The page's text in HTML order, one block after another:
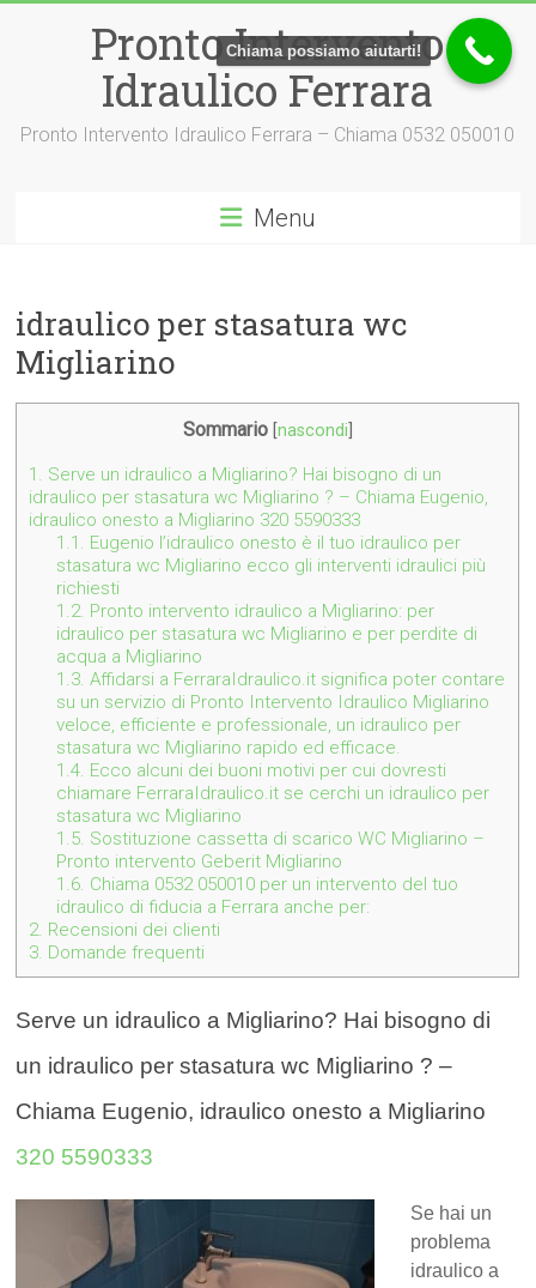
Pronto Intervento
Idraulico Ferrara
Pronto Intervento Idraulico Ferrara – Chiama 0532 050010
Menu
idraulico per stasatura wc
Migliarino
Sommario nascondi
1. Serve un idraulico a Migliarino? Hai bisogno di un
idraulico per stasatura wc Migliarino ? – Chiama Eugenio,
idraulico onesto a Migliarino 320 5590333
1.1. Eugenio l’idraulico onesto è il tuo idraulico per
stasatura wc Migliarino ecco gli interventi idraulici più
richiesti
1.2. Pronto intervento idraulico a Migliarino: per
idraulico per stasatura wc Migliarino e per perdite di
acqua a Migliarino
1.3. Affidarsi a FerraraIdraulico.it significa poter contare
su un servizio di Pronto Intervento Idraulico Migliarino
veloce, efficiente e professionale, un idraulico per
stasatura wc Migliarino rapido ed efficace.
1.4. Ecco alcuni dei buoni motivi per cui dovresti
chiamare FerraraIdraulico.it se cerchi un idraulico per
stasatura wc Migliarino
1.5. Sostituzione cassetta di scarico WC Migliarino –
Pronto intervento Geberit Migliarino
1.6. Chiama 0532 050010 per un intervento del tuo
idraulico di fiducia a Ferrara anche per:
2. Recensioni dei clienti
3. Domande frequenti
Serve un idraulico a Migliarino? Hai bisogno di
un idraulico per stasatura wc Migliarino ? –
Chiama Eugenio, idraulico onesto a Migliarino
320 5590333
Se hai un
problema
idraulico a
Chiama possiamo aiutarti!